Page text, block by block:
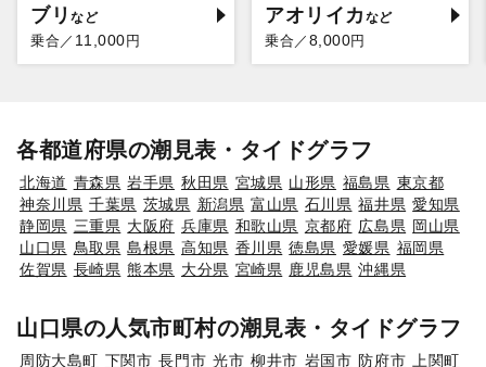
ブリ
乗合／ 11,000円
アオリイカ
乗合／ 8,000円
各都道府県の潮見表・タイドグラフ
北海道 青森県 岩手県 秋田県 宮城県 山形県 福島県 東京都
神奈川県 千葉県 茨城県 新潟県 富山県 石川県 福井県 愛知県
静岡県 三重県 大阪府 兵庫県 和歌山県 京都府 広島県 岡山県
山口県 鳥取県 島根県 高知県 香川県 徳島県 愛媛県 福岡県
佐賀県 長崎県 熊本県 大分県 宮崎県 鹿児島県 沖縄県
山口県の人気市町村の潮見表・タイドグラフ
周防大島町 下関市 長門市 光市 柳井市 岩国市 防府市
上関町